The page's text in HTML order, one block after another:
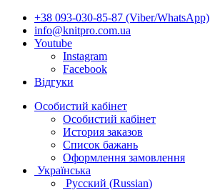
+38 093-030-85-87 (Viber/WhatsApp)
info@knitpro.com.ua
Youtube
Instagram
Facebook
Відгуки
Особистий кабінет
Особистий кабінет
История заказов
Список бажань
Оформлення замовлення
Українська
Русский (Russian)